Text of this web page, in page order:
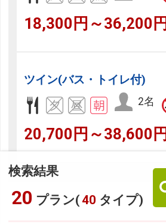
検索結果
20 プラン(40 タイプ)
18,300円～36,200円
ツイン(バス・トイレ付)
2名
20,700円～38,600円